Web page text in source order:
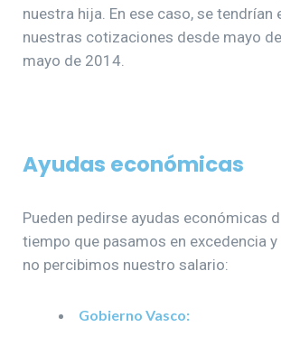
nuestra hija. En ese caso, se tendrían
nuestras cotizaciones desde mayo
mayo de 2014.
Ayudas económicas
Pueden pedirse ayudas económicas
tiempo que pasamos en excedencia
no percibimos nuestro salario:
Gobierno Vasco: